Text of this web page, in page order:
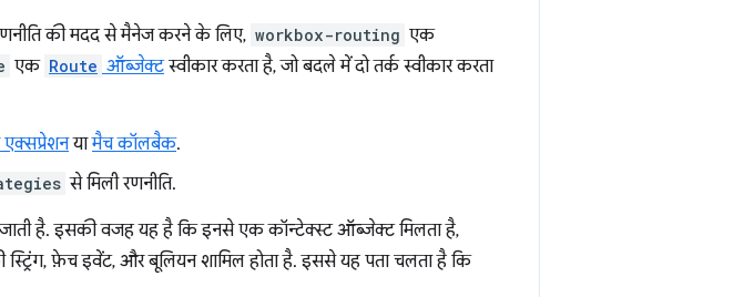
की मदद से मैनेज करने के लिए, workbox-routing एक
एक Route ऑब्जेक्टस्वीकार करता है, जो बदले में दो तर्क स्वीकार करता
यामैच कॉलबैक.
से मिली रणनीति.
है. इसकी वजह यह है कि इनसे एक कॉन्टेक्स्ट ऑब्जेक्ट मिलता है,
फ़ेच इवेंट, और बूलियन शामिल होता है. इससे यह पता चलता है कि